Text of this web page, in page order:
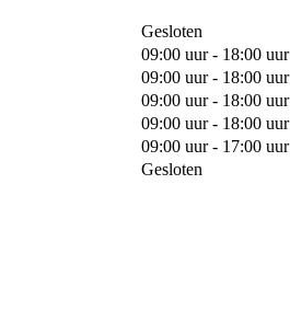
Gesloten
09:00 uur - 18:00 uur
09:00 uur - 18:00 uur
09:00 uur - 18:00 uur
09:00 uur - 18:00 uur
09:00 uur - 17:00 uur
Gesloten